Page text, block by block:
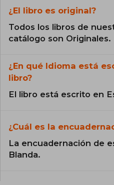
¿El libro es original?
Todos los libros de
catálogo son Originales.
¿En qué Idioma está
libro?
El libro está escrito en
¿Cuál es la
La encuadernación de
Blanda.